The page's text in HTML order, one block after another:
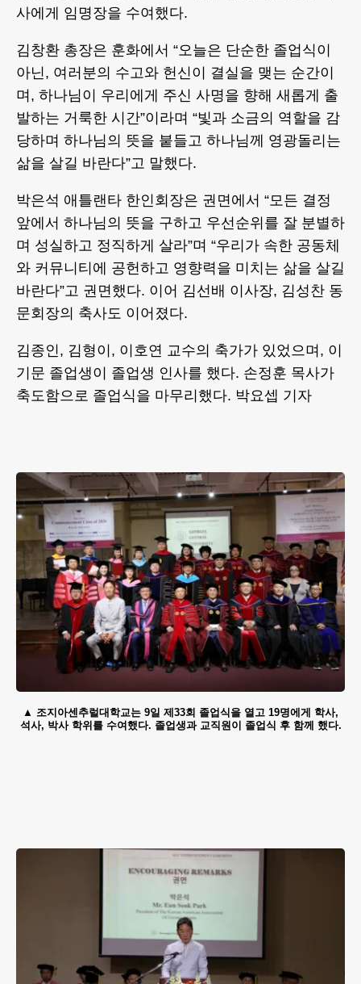
사에게 임명장을 수여했다.
김창환 총장은 훈화에서 “오늘은 단순한 졸업식이
아닌, 여러분의 수고와 헌신이 결실을 맺는 순간이
며, 하나님이 우리에게 주신 사명을 향해 새롭게 출
발하는 거룩한 시간”이라며 “빛과 소금의 역할을 감
당하며 하나님의 뜻을 붙들고 하나님께 영광돌리는
삶을 살길 바란다”고 말했다.
박은석 애틀랜타 한인회장은 권면에서 “모든 결정
앞에서 하나님의 뜻을 구하고 우선순위를 잘 분별하
며 성실하고 정직하게 살라”며 “우리가 속한 공동체
와 커뮤니티에 공헌하고 영향력을 미치는 삶을 살길
바란다”고 권면했다. 이어 김선배 이사장, 김성찬 동
문회장의 축사도 이어졌다.
김종인, 김형이, 이호연 교수의 축가가 있었으며, 이
기문 졸업생이 졸업생 인사를 했다. 손정훈 목사가
축도함으로 졸업식을 마무리했다. 박요셉 기자
조지아센추럴대학교는 9일 제33회 졸업식을 열고 19명에게 학사,
석사, 박사 학위를 수여했다. 졸업생과 교직원이 졸업식 후 함께 했다.